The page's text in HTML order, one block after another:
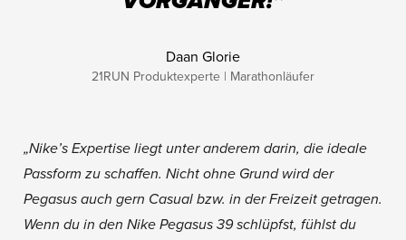
Daan Glorie
21RUN Produktexperte | Marathonläufer
„Nike’s Expertise liegt unter anderem darin, die ideale
Passform zu schaffen. Nicht ohne Grund wird der
Pegasus auch gern Casual bzw. in der Freizeit getragen.
Wenn du in den Nike Pegasus 39 schlüpfst, fühlst du